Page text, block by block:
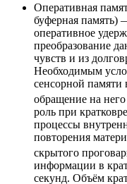
Оперативная
буферная память)
оперативное
преобразование
чувств и из
Необходимым
сенсорной памяти
обращение на
роль при
процессы
повторения
скрытого
информации в
секунд. Объём